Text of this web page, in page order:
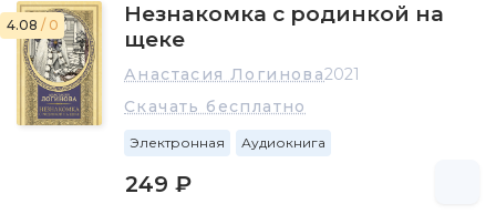
4.08 / 0
Незнакомка с родинкой на
щеке
Анастасия Логинова2021
Скачать бесплатно
Электронная Аудиокнига
249 ₽